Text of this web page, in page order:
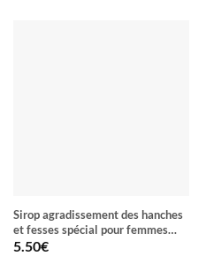
Sirop agradissement des hanches
et fesses spécial pour femmes
ZAHIDI-VITA 100% naturel
5.50€